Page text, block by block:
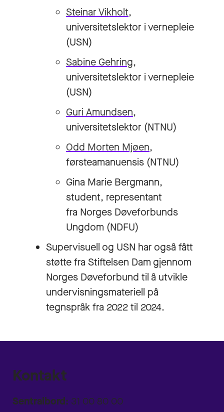
Steinar Vikholt,
universitetslektor i vernepleie
(USN)
Sabine Gehring,
universitetslektor i vernepleie
(USN)
Guri Amundsen,
universitetslektor (NTNU)
Odd Morten Mjøen,
førsteamanuensis (NTNU)
Gina Marie Bergmann,
student, representant
fra Norges Døveforbunds
Ungdom (NDFU)
Supervisuell og USN har også fått
støtte fra Stiftelsen Dam gjennom
Norges Døveforbund til å utvikle
undervisningsmateriell på
tegnspråk fra 2022 til 2024.
Kontakt
Sentralbord: 31 00 80 00